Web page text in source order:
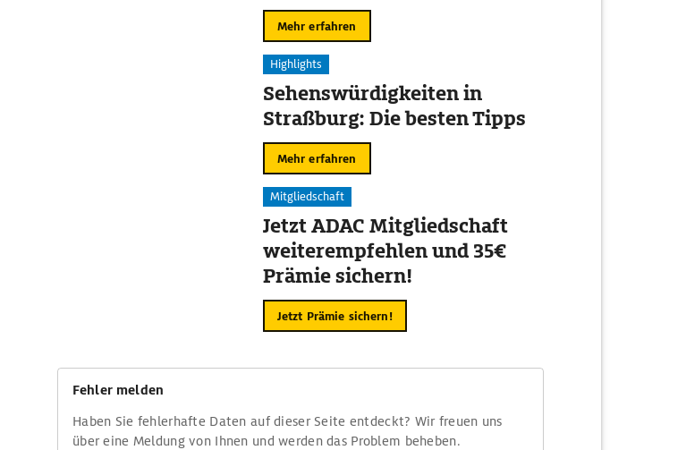
Mehr erfahren
Highlights
Sehenswürdigkeiten in
Straßburg: Die besten Tipps
Mehr erfahren
Mitgliedschaft
Jetzt ADAC Mitgliedschaft
weiterempfehlen und 35€
Prämie sichern!
Jetzt Prämie sichern!
Fehler melden
Haben Sie fehlerhafte Daten auf dieser Seite entdeckt? Wir freuen uns
über eine Meldung von Ihnen und werden das Problem beheben.